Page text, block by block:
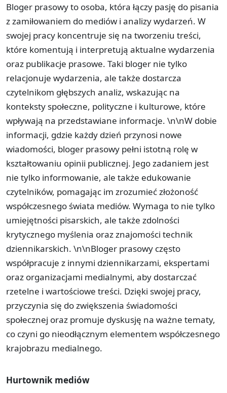
Bloger prasowy to osoba, która łączy pasję do pisania
z zamiłowaniem do mediów i analizy wydarzeń. W
swojej pracy koncentruje się na tworzeniu treści,
które komentują i interpretują aktualne wydarzenia
oraz publikacje prasowe. Taki bloger nie tylko
relacjonuje wydarzenia, ale także dostarcza
czytelnikom głębszych analiz, wskazując na
konteksty społeczne, polityczne i kulturowe, które
wpływają na przedstawiane informacje. \n\nW dobie
informacji, gdzie każdy dzień przynosi nowe
wiadomości, bloger prasowy pełni istotną rolę w
kształtowaniu opinii publicznej. Jego zadaniem jest
nie tylko informowanie, ale także edukowanie
czytelników, pomagając im zrozumieć złożoność
współczesnego świata mediów. Wymaga to nie tylko
umiejętności pisarskich, ale także zdolności
krytycznego myślenia oraz znajomości technik
dziennikarskich. \n\nBloger prasowy często
współpracuje z innymi dziennikarzami, ekspertami
oraz organizacjami medialnymi, aby dostarczać
rzetelne i wartościowe treści. Dzięki swojej pracy,
przyczynia się do zwiększenia świadomości
społecznej oraz promuje dyskusję na ważne tematy,
co czyni go nieodłącznym elementem współczesnego
krajobrazu medialnego.
Hurtownik mediów